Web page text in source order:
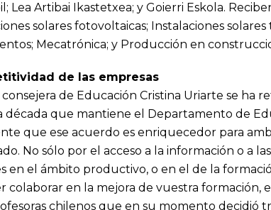
Lea Artibai Ikastetxea; y Goierri Eskola.
solares fotovoltaicas; Instalaciones solares
Mecatrónica; y Producción en
de las empresas
de Educación Cristina Uriarte se ha
década que mantiene el Departamento de
que ese acuerdo es enriquecedor para
No sólo por el acceso a la información o a
en el ámbito productivo, o en el de la
colaborar en la mejora de vuestra formación,
chilenos que en su momento decidió